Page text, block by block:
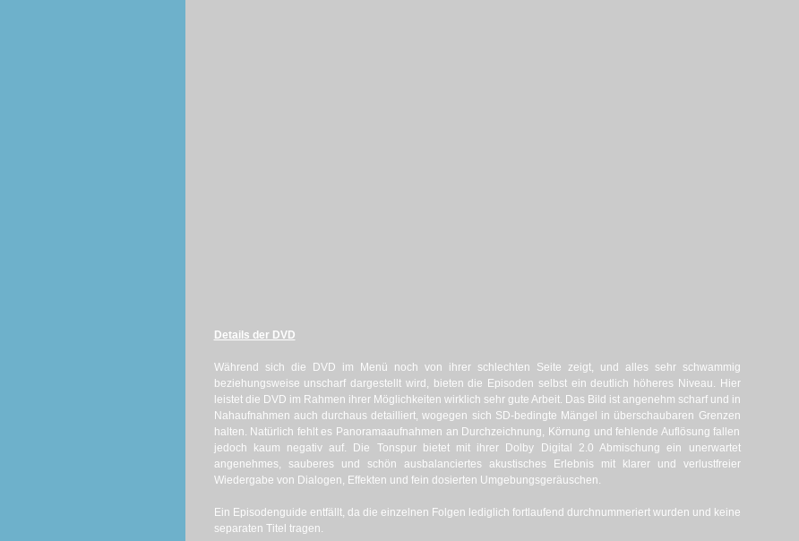
Details der DVD
Während sich die DVD im Menü noch von ihrer schlechten Seite zeigt, und alles sehr schwammig
beziehungsweise unscharf dargestellt wird, bieten die Episoden selbst ein deutlich höheres Niveau. Hier
leistet die DVD im Rahmen ihrer Möglichkeiten wirklich sehr gute Arbeit. Das Bild ist angenehm scharf und in
Nahaufnahmen auch durchaus detailliert, wogegen sich SD-bedingte Mängel in überschaubaren Grenzen
halten. Natürlich fehlt es Panoramaaufnahmen an Durchzeichnung, Körnung und fehlende Auflösung fallen
jedoch kaum negativ auf. Die Tonspur bietet mit ihrer Dolby Digital 2.0 Abmischung ein unerwartet
angenehmes, sauberes und schön ausbalanciertes akustisches Erlebnis mit klarer und verlustfreier
Wiedergabe von Dialogen, Effekten und fein dosierten Umgebungsgeräuschen.
Ein Episodenguide entfällt, da die einzelnen Folgen lediglich fortlaufend durchnummeriert wurden und keine
separaten Titel tragen.